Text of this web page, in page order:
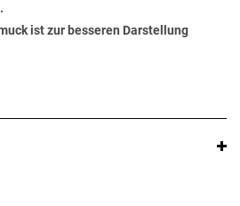
ist zur besseren Darstellung